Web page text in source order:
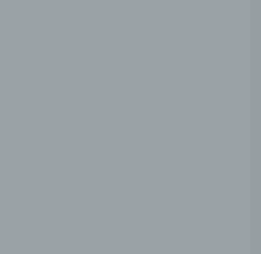
persönliche
insbesondere, um
Gesundheit,
Interessen,
natürlichen Person